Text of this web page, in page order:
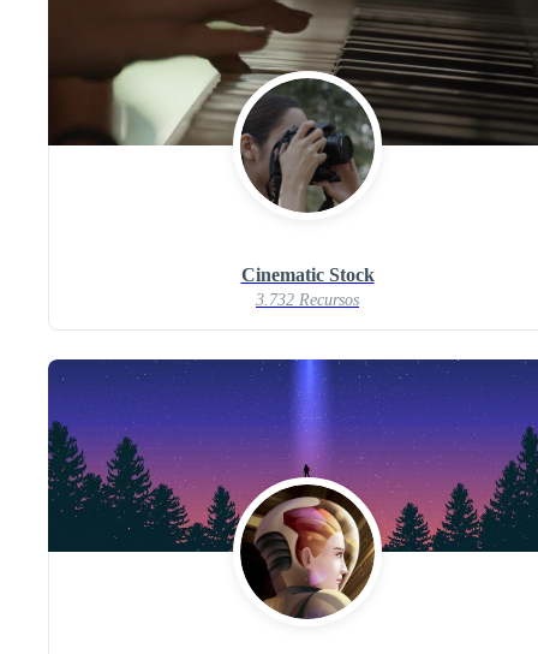
Cinematic Stock
3.732 Recursos